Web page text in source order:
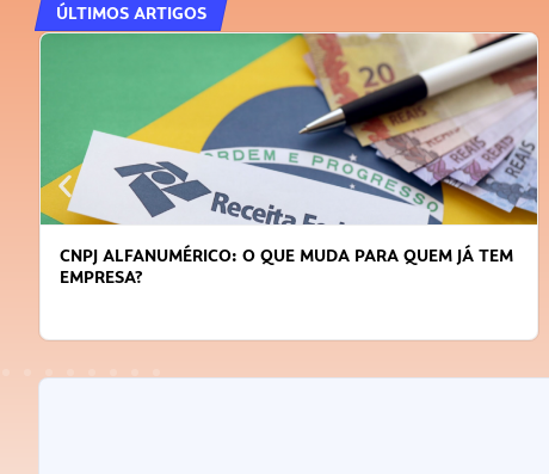
ÚLTIMOS ARTIGOS
CNPJ ALFANUMÉRICO: O QUE MUDA PARA QUEM JÁ TEM
EMPRESA?